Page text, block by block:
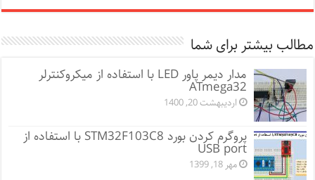
مطالب بیشتر برای شما
مدار دیمر پاور LED با استفاده از میکروکنترلر
ATmega32
اردیبهشت 20, 1400
پروگرم کردن بورد STM32F103C8 با استفاده از
USB port
مهر 18, 1399